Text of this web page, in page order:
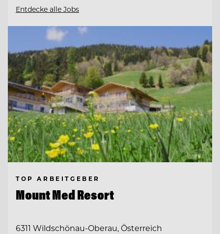
Entdecke alle Jobs
TOP ARBEITGEBER
Mount Med Resort
6311 Wildschönau-Oberau, Österreich